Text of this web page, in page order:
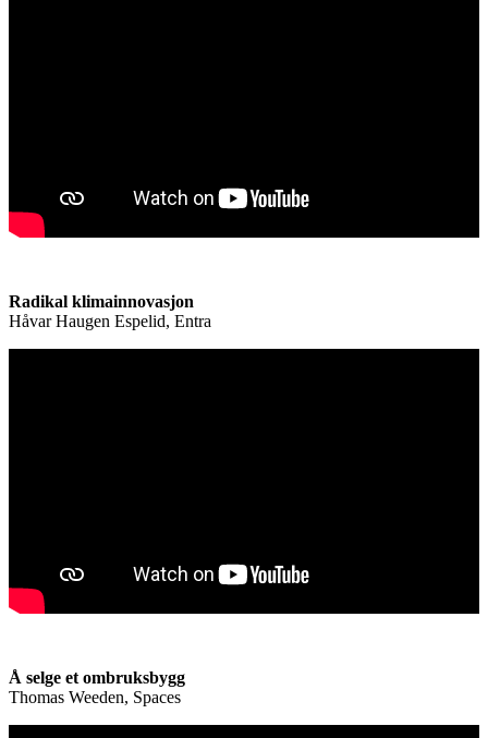
Radikal klimainnovasjon
Håvar Haugen Espelid, Entra
Å selge et ombruksbygg
Thomas Weeden, Spaces